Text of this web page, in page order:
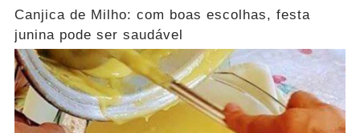
Canjica de Milho: com boas escolhas, festa
junina pode ser saudável